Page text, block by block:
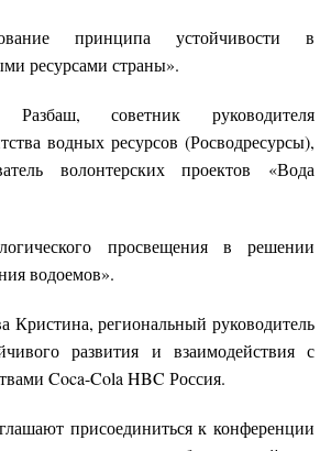
принципа устойчивости в
ресурсами страны».
советник руководителя
водных ресурсов (Росводресурсы),
волонтерских проектов «Вода
просвещения в решении
водоемов».
Кристина, региональный руководитель
развития и взаимодействия с
Coca-Cola HBC Россия.
присоединиться к конференции